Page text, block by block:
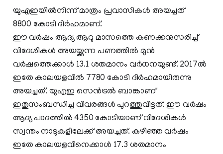
യുഎഇയില്‍നിന്ന് മാത്രം പ്രവാസികള്‍ അയച്ചത്
8800 കോടി ദിര്‍ഹമാണ്.
ഈ വര്‍ഷം ആദ്യ ആറു മാസത്തെ കണക്കനുസരിച്ച്
വിദേശികള്‍ അയയ്ക്കുന്ന പണത്തില്‍ മുന്‍
വര്‍ഷത്തെക്കാള്‍ 13.1 ശതമാനം വര്‍ധനയുണ്ട്. 2017ല്‍
ഇതേ കാലയളവില്‍ 7780 കോടി ദിര്‍ഹമായിരുന്നു
അയച്ചത്. യുഎഇ സെന്‍ട്രല്‍ ബാങ്കാണ്
ഇതുസംബന്ധിച്ച വിവരങ്ങള്‍ പുറത്തുവിട്ടത്. ഈ വര്‍ഷം
ആദ്യ പാദത്തില്‍ 4350 കോടിയാണ് വിദേശികള്‍
സ്വന്തം നാടുകളിലേക്ക് അയച്ചത്. കഴിഞ്ഞ വര്‍ഷം
ഇതേ കാലയളവിനെക്കാള്‍ 17.3 ശതമാനം